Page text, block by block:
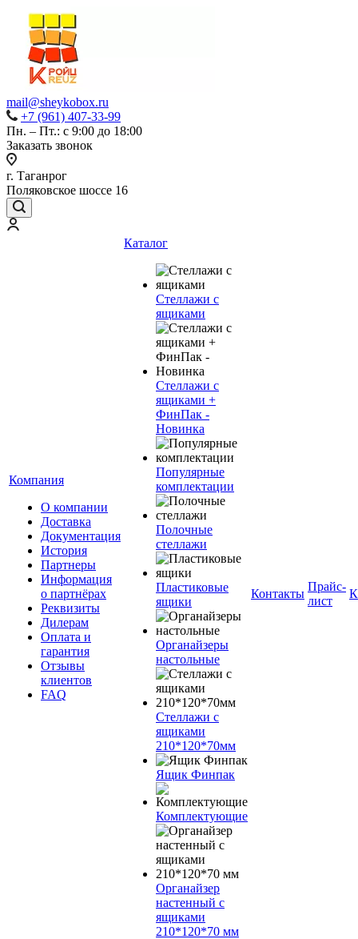
mail@sheykobox.ru
+7 (961) 407-33-99
Пн. – Пт.: с 9:00 до 18:00
Заказать звонок
г. Таганрог
Поляковское шоссе 16
Компания
О компании
Доставка
Документация
История
Партнеры
Информация
о партнёрах
Реквизиты
Дилерам
Оплата и
гарантия
Отзывы
клиентов
FAQ
Каталог
Стеллажи с
ящиками
Стеллажи с
ящиками +
ФинПак -
Новинка
Популярные
комплектации
Полочные
стеллажи
Пластиковые
ящики
Органайзеры
настольные
Стеллажи с
ящиками
210*120*70мм
Ящик Финпак
Комплектующие
Органайзер
настенный с
ящиками
210*120*70 мм
Контакты
Прайс-
лист